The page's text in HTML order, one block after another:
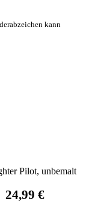
kann
Pilot, unbemalt
24,99 €